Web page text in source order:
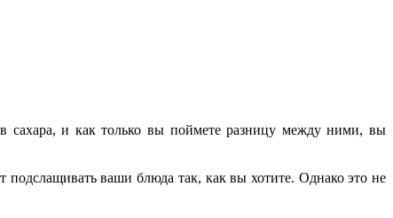
сахара, и как только вы поймете разницу между ними, вы
подслащивать ваши блюда так, как вы хотите. Однако это не